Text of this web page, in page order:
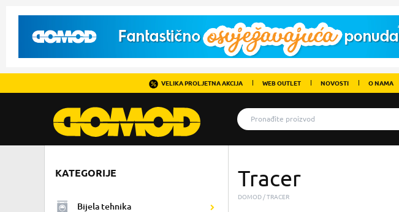
VELIKA PROLJETNA AKCIJA WEB OUTLET NOVOSTI O NAMA
KATEGORIJE
Bijela tehnika
Tracer
DOMOD TRACER